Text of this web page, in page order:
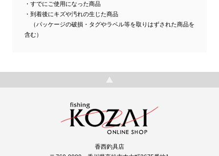
・すでにご使用になった商品
・到着後にキズや汚れの生じた商品
（パッケージの破損・タグやラベル等を取りはずされた商品を
含む）
香西釣具店